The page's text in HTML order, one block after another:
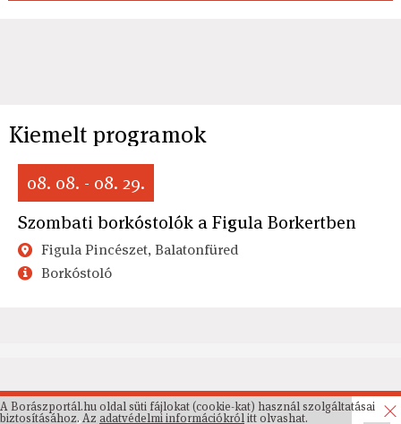
Kiemelt programok
08. 08. - 08. 29.
Szombati borkóstolók a Figula Borkertben
Figula Pincészet, Balatonfüred
Borkóstoló
A Borászportál.hu oldal süti fájlokat (cookie-kat) használ szolgáltatásai
biztosításához. Az adatvédelmi információkrólitt olvashat.